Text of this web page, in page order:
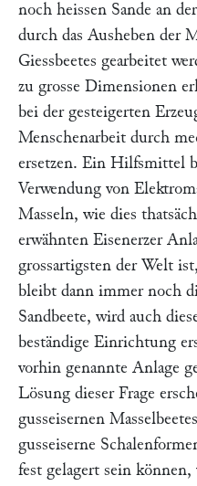
noch heissen Sande an
durch das Ausheben der
Giessbeetes gearbeitet
zu grosse Dimensionen
bei der gesteigerten
Menschenarbeit durch
ersetzen. Ein Hilfsmittel
Verwendung von
Masseln, wie dies
erwähnten Eisenerzer
grossartigsten der Welt
bleibt dann immer noch
Sandbeete, wird auch
beständige Einrichtung
vorhin genannte Anlage
Lösung dieser Frage
gusseisernen
gusseiserne
fest gelagert sein können,